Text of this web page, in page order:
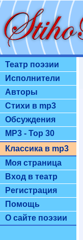
Театр поэзии
Исполнители
Авторы
Стихи в mp3
Обсуждения
MP3 - Top 30
Классика в mp3
Моя страница
Вход в театр
Регистрация
Помощь
О сайте поэзии